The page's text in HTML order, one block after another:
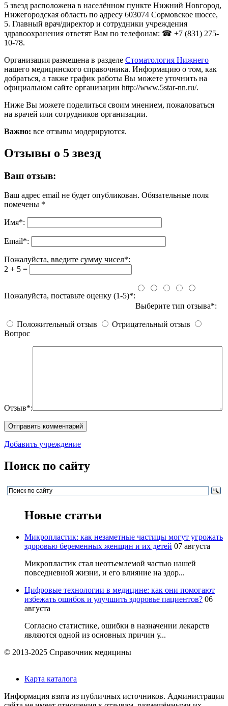
5 звезд расположена в населённом пункте Нижний Новгород,
Нижегородская область по адресу 603074 Сормовское шоссе,
5. Главный врач/директор и сотрудники учреждения
здравоохранения ответят Вам по телефонам: ☎ +7 (831) 275-
10-78.
Организация размещена в разделе Стоматология Нижнего
нашего медицинского справочника. Информацию о том, как
добраться, а также график работы Вы можете уточнить на
официальном сайте организации http://www.5star-nn.ru/.
Ниже Вы можете поделиться своим мнением, пожаловаться
на врачей или сотрудников организации.
Важно: все отзывы модерируются.
Отзывы о 5 звезд
Ваш отзыв:
Ваш адрес email не будет опубликован. Обязательные поля
помечены *
Имя*:
Email*:
Пожалуйста, введите сумму чисел*:
2 + 5 =
Пожалуйста, поставьте оценку (1-5)*:
Выберите тип отзыва*:
Положительный отзыв
Отрицательный отзыв
Вопрос
Отзыв*:
Добавить учреждение
Поиск по сайту
Новые статьи
Микропластик: как незаметные частицы могут угрожать
здоровью беременных женщин и их детей 07 августа
Микропластик стал неотъемлемой частью нашей
повседневной жизни, и его влияние на здор...
Цифровые технологии в медицине: как они помогают
избежать ошибок и улучшить здоровье пациентов? 06
августа
Согласно статистике, ошибки в назначении лекарств
являются одной из основных причин у...
© 2013-2025 Справочник медицины
Карта каталога
Информация взята из публичных источников. Администрация